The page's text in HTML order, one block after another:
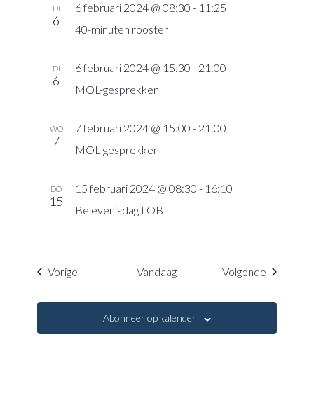
DI
6
6 februari 2024 @ 08:30 - 11:25
40-minuten rooster
DI
6
6 februari 2024 @ 15:30 - 21:00
MOL-gesprekken
WO
7
7 februari 2024 @ 15:00 - 21:00
MOL-gesprekken
DO
15
15 februari 2024 @ 08:30 - 16:10
Belevenisdag LOB
Vorige EvenementenVandaag Volgende
Abonneer op kalender